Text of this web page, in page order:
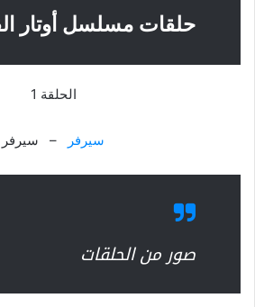
حلقات مسلسل أوتار
الحلقة 1
سيرفر – سيرفر
صور من الحلقات